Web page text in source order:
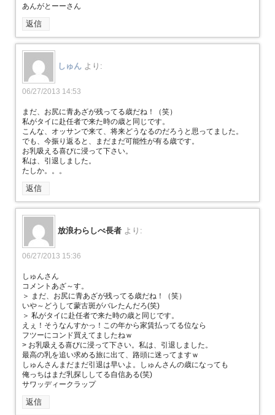
あんがとーーさん
返信
しゅん より:
06/27/2013 14:53
まだ、お尻に青あざが残ってる歳だね！（笑）
私がタイに赴任者で来た時の歳と同じです。
こんな、オッサンで来て、将来どうなるのだろうと思ってました。
でも、今振り返ると、まだまだ可能性が有る歳です。
お乳吸える喜びに浸って下さい。
私は、引退しました。
たしか。。。
返信
放浪わらしべ長者 より:
06/27/2013 15:36
しゅんさん
コメントあざ～す。
＞ まだ、お尻に青あざが残ってる歳だね！（笑）
いや～どうして蒙古斑がバレたんだろ(笑)
＞ 私がタイに赴任者で来た時の歳と同じです。
えぇ！そうなんすかっ！この年から家賃払ってる位なら
フツーにコンド買えてましたねｗ
> お乳吸える喜びに浸って下さい。私は、引退しました。
最高の乳を追い求める旅に出て、路頭に迷ってますｗ
しゅんさんまだまだ引退は早いよ。しゅんさんの歳になっても
俺っちはまだ乳探ししてる自信ある(笑)
サワッディークラップ
返信